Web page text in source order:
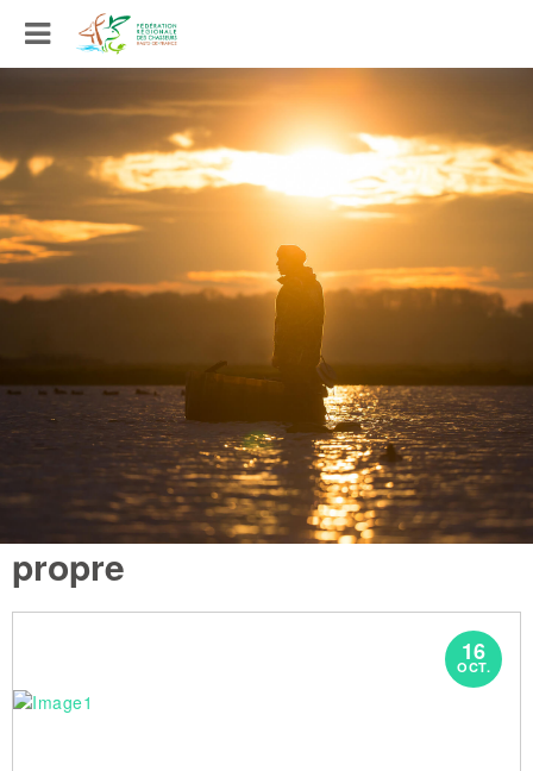
propre
16
OCT.